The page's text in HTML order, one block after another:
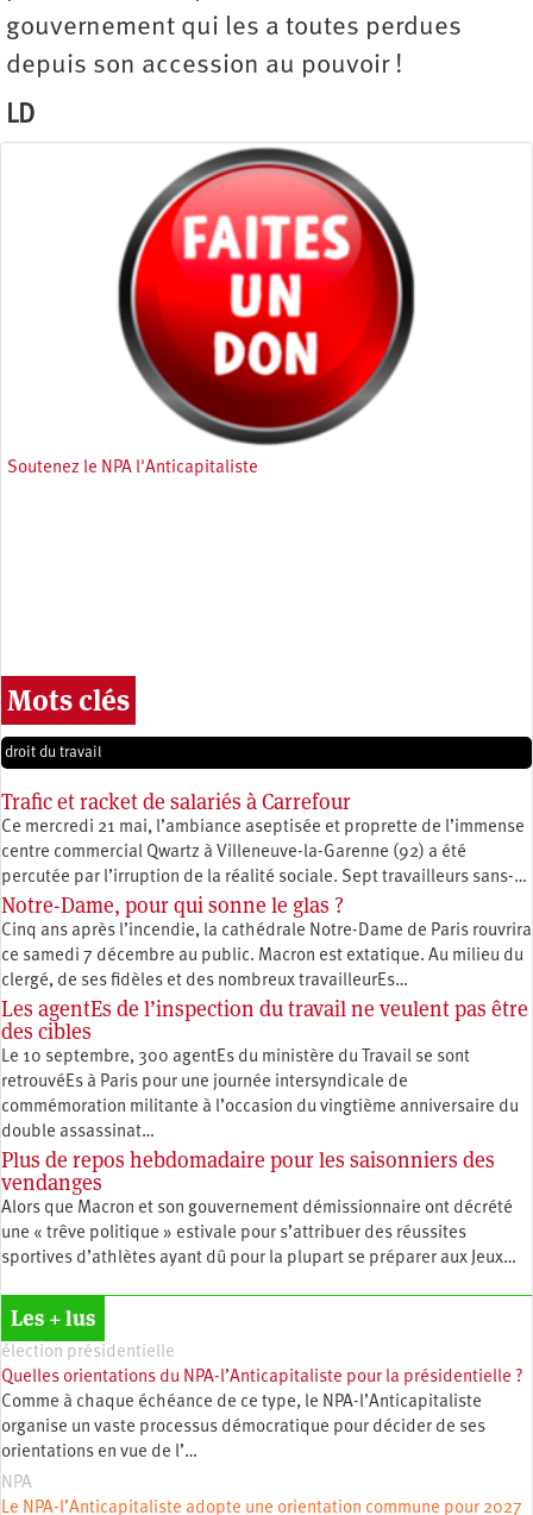
gouvernement qui les a toutes perdues
depuis son accession au pouvoir !
LD
Soutenez le NPA l'Anticapitaliste
Mots clés
droit du travail
Trafic et racket de salariés à Carrefour
Ce mercredi 21 mai, l’ambiance aseptisée et proprette de l’immense
centre commercial Qwartz à Villeneuve-la-Garenne (92) a été
percutée par l’irruption de la réalité sociale. Sept travailleurs sans-…
Notre-Dame, pour qui sonne le glas ?
Cinq ans après l’incendie, la cathédrale Notre-Dame de Paris rouvrira
ce samedi 7 décembre au public. Macron est extatique. Au milieu du
clergé, de ses fidèles et des nombreux travailleurEs…
Les agentEs de l’inspection du travail ne veulent pas être
des cibles
Le 10 septembre, 300 agentEs du ministère du Travail se sont
retrouvéEs à Paris pour une journée intersyndicale de
commémoration militante à l’occasion du vingtième anniversaire du
double assassinat…
Plus de repos hebdomadaire pour les saisonniers des
vendanges
Alors que Macron et son gouvernement démissionnaire ont décrété
une « trêve politique » estivale pour s’attribuer des réussites
sportives d’athlètes ayant dû pour la plupart se préparer aux Jeux…
Les + lus
élection présidentielle
Quelles orientations du NPA-l’Anticapitaliste pour la présidentielle ?
Comme à chaque échéance de ce type, le NPA-l’Anticapitaliste
organise un vaste processus démocratique pour décider de ses
orientations en vue de l’…
NPA
Le NPA-l’Anticapitaliste adopte une orientation commune pour 2027